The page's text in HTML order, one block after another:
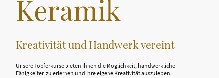
Keramik
Kreativität und Handwerk vereint
Unsere Töpferkurse bieten Ihnen die Möglichkeit, handwerkliche
Fähigkeiten zu erlernen und Ihre eigene Kreativität auszuleben.